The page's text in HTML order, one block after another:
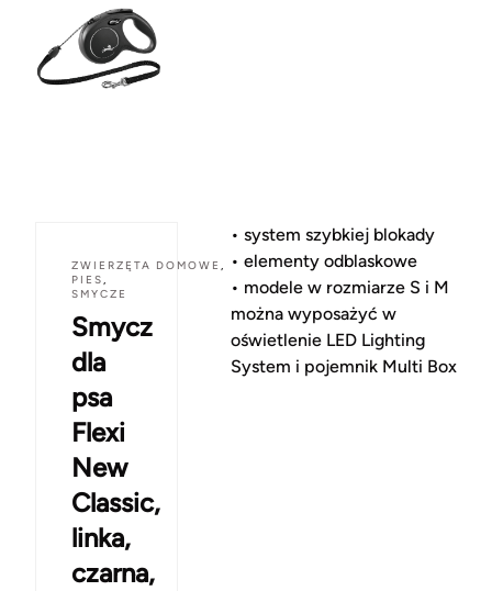
ZWIERZĘTA DOMOWE ,
PIES,
SMYCZE
Smycz
dla
psa
Flexi
New
Classic,
linka,
czarna,
• system szybkiej blokady
• elementy odblaskowe
• modele w rozmiarze S i M
można wyposażyć w
oświetlenie LED Lighting
System i pojemnik Multi Box